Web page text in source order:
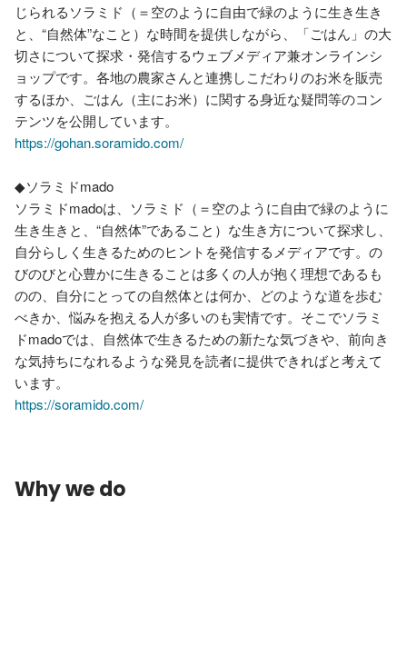
じられるソラミド（＝空のように自由で緑のように生き生き
と、“自然体”なこと）な時間を提供しながら、「ごはん」の大
切さについて探求・発信するウェブメディア兼オンラインシ
ョップです。各地の農家さんと連携しこだわりのお米を販売
するほか、ごはん（主にお米）に関する身近な疑問等のコン
https://gohan.soramido.com/
◆ソラミドmado
ソラミドmadoは、ソラミド（＝空のように自由で緑のように
生き生きと、“自然体”であること）な生き方について探求し、
自分らしく生きるためのヒントを発信するメディアです。の
びのびと心豊かに生きることは多くの人が抱く理想であるも
のの、自分にとっての自然体とは何か、どのような道を歩む
べきか、悩みを抱える人が多いのも実情です。そこでソラミ
ドmadoでは、自然体で生きるための新たな気づきや、前向き
な気持ちになれるような発見を読者に提供できればと考えて
https://soramido.com/
Why we do